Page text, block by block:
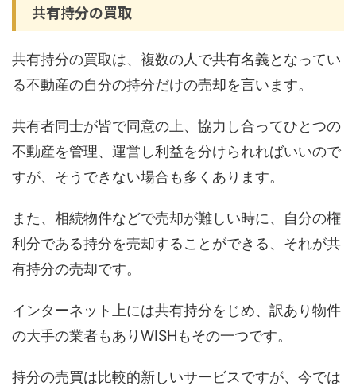
共有持分の買取
共有持分の買取は、複数の人で共有名義となってい
る不動産の自分の持分だけの売却を言います。
共有者同士が皆で同意の上、協力し合ってひとつの
不動産を管理、運営し利益を分けられればいいので
すが、そうできない場合も多くあります。
また、相続物件などで売却が難しい時に、自分の権
利分である持分を売却することができる、それが共
有持分の売却です。
インターネット上には共有持分をじめ、訳あり物件
の大手の業者もありWISHもその一つです。
持分の売買は比較的新しいサービスですが、今では